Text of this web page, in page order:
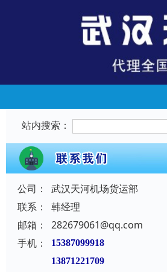
站内搜索：
公司：
武汉天河机场货运部
联系：
韩经理
邮箱：
282679061@qq.com
手机：
15387099918
13871221709